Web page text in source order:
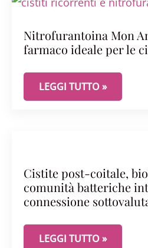
Nitrofurantoina Mon
farmaco ideale per le
NITROFURANTOINA
LEGGI TUTTO »
Cistite post-coitale,
comunità batteriche
connessione
CISTITE POST-
LEGGI TUTTO »